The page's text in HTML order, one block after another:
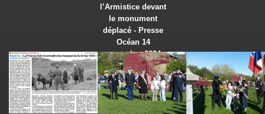
l’Armistice devant
le monument
déplacé - Presse
Océan 14
novembre 2024